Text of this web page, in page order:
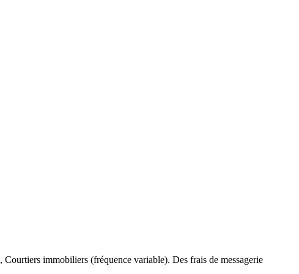
immobiliers (fréquence variable). Des frais de messagerie